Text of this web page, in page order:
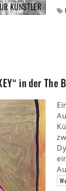
KÜNSTLER
in der The